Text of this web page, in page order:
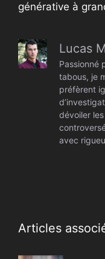
générative à
Lucas
Passionné
tabous, je
préfèrent
dévoiler
avec
Articles